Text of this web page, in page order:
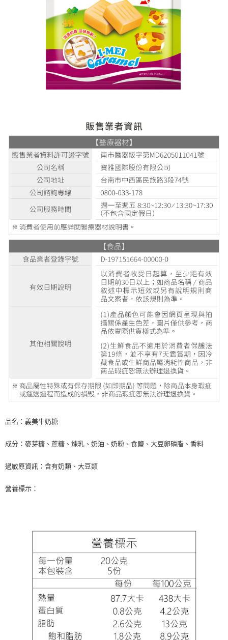
品名：義美牛奶糖
成分：麥芽糖、蔗糖、煉乳、奶油、奶粉、食鹽、大豆卵磷脂、香料
過敏原資訊：含有奶類、大豆類
營養標示：